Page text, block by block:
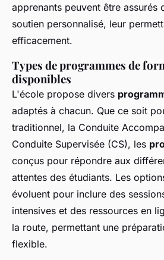
apprenants peuvent être assurés
soutien personnalisé, leur
efficacement.
Types de programmes de
disponibles
L'école propose divers
adaptés à chacun. Que ce soit
traditionnel, la Conduite
Conduite Supervisée (CS), les
conçus pour répondre aux
attentes des étudiants. Les
évoluent pour inclure des
intensives et des ressources en
la route, permettant une
flexible.